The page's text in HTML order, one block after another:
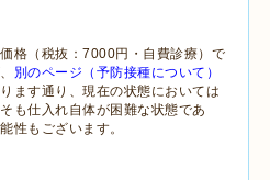
格（税抜：7000円・自費診療）で
別のページ（予防接種について）
ます通り、現在の状態においては
も仕入れ自体が困難な状態であ
性もございます。